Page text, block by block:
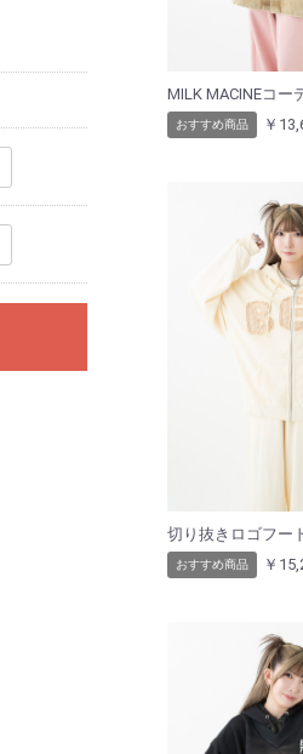
おすすめ商品 ￥
おすすめ商品 ￥